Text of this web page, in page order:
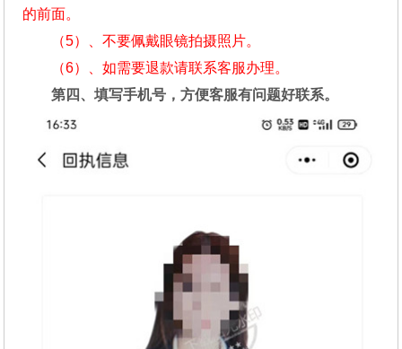
的前面。
（5）、不要佩戴眼镜拍摄照片。
（6）、如需要退款请联系客服办理。
第四、填写手机号，方便客服有问题好联系。